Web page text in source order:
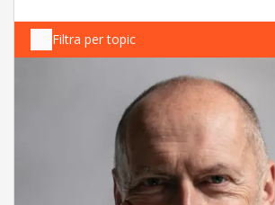
Filtra per topic